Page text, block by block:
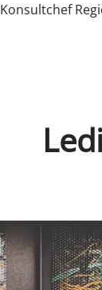
Konsultchef